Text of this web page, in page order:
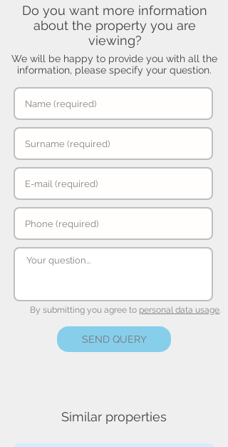
Do you want more information
about the property you are
viewing?
We will be happy to provide you with all the
information, please specify your question.
By submitting you agree to personal data usage.
SEND QUERY
Similar properties